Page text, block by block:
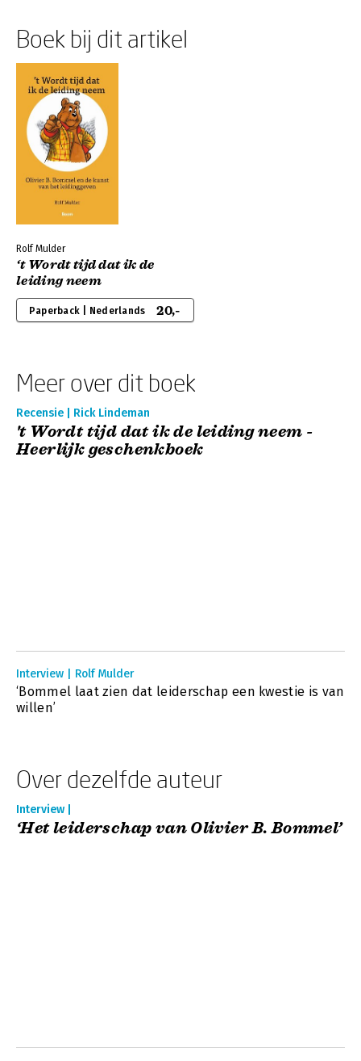
Boek bij dit artikel
Rolf Mulder
‘t Wordt tijd dat ik de
leiding neem
Paperback | Nederlands 20,-
Meer over dit boek
Recensie | Rick Lindeman
't Wordt tijd dat ik de leiding neem -
Heerlijk geschenkboek
Interview | Rolf Mulder
‘Bommel laat zien dat leiderschap een kwestie is van
willen’
Over dezelfde auteur
Interview |
‘Het leiderschap van Olivier B. Bommel’